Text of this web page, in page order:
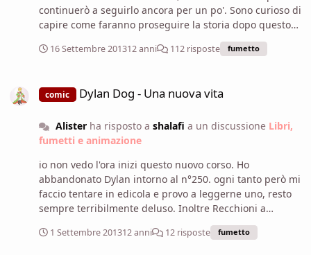
continuerò a seguirlo ancora per un po'. Sono curioso di
capire come faranno proseguire la storia dopo questo
16 Settembre 201312 anni 112 risposte fumetto
comic Dylan Dog - Una nuova vita
Alisterha risposto a shalafi a un discussione Libri,
fumetti e animazione
io non vedo l'ora inizi questo nuovo corso. Ho
abbandonato Dylan intorno al n°250. ogni tanto però mi
faccio tentare in edicola e provo a leggerne uno, resto
sempre terribilmente deluso. Inoltre Recchioni a
specificato che la pensione di Bloch non è segno di una
sua completa uscita di scena, anzi....
1 Settembre 201312 anni 12 risposte fumetto